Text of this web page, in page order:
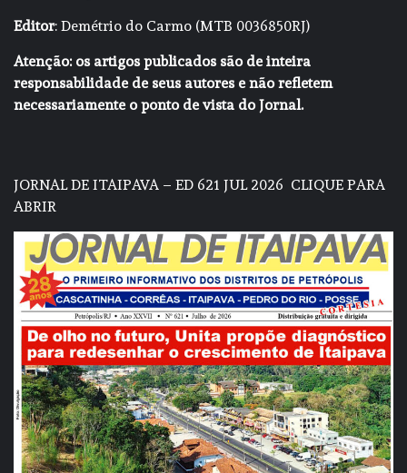
Editor: Demétrio do Carmo (MTB 0036850RJ)
Atenção: os artigos publicados são de inteira
responsabilidade de seus autores e não refletem
necessariamente o ponto de vista do Jornal.
JORNAL DE ITAIPAVA – ED 621 JUL 2026 CLIQUE PARA
ABRIR